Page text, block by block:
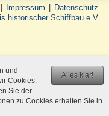
Impressum
Datenschutz
historischer Schiffbau e.V.
Alles klar!
und
Cookies.
Sie der
zu Cookies erhalten Sie in